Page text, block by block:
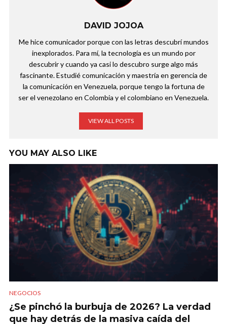
DAVID JOJOA
Me hice comunicador porque con las letras descubrí mundos
inexplorados. Para mí, la tecnología es un mundo por
descubrir y cuando ya casi lo descubro surge algo más
fascinante. Estudié comunicación y maestría en gerencia de
la comunicación en Venezuela, porque tengo la fortuna de
ser el venezolano en Colombia y el colombiano en Venezuela.
VIEW ALL POSTS
YOU MAY ALSO LIKE
NEGOCIOS
¿Se pinchó la burbuja de 2026? La verdad
que hay detrás de la masiva caída del